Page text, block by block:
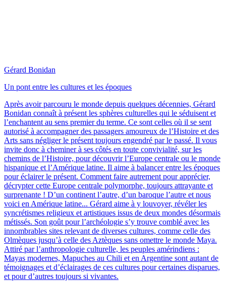
Gérard Bonidan
Un pont entre les cultures et les époques
Après avoir parcouru le monde depuis quelques décennies, Gérard
Bonidan connaît à présent les sphères culturelles qui le séduisent et
l’enchantent au sens premier du terme. Ce sont celles où il se sent
autorisé à accompagner des passagers amoureux de l’Histoire et des
Arts sans négliger le présent toujours engendré par le passé. Il vous
invite donc à cheminer à ses côtés en toute convivialité, sur les
chemins de l’Histoire, pour découvrir l’Europe centrale ou le monde
hispanique et l’Amérique latine. Il aime à balancer entre les époques
pour éclairer le présent. Comment faire autrement pour apprécier,
décrypter cette Europe centrale polymorphe, toujours attrayante et
surprenante ! D’un continent l’autre, d’un baroque l’autre et nous
voici en Amérique latine... Gérard aime à y louvoyer, révéler les
syncrétismes religieux et artistiques issus de deux mondes désormais
métissés. Son goût pour l’archéologie s’y trouve comblé avec les
innombrables sites relevant de diverses cultures, comme celle des
Olmèques jusqu’à celle des Aztèques sans omettre le monde Maya.
Attiré par l’anthropologie culturelle, les peuples amérindiens :
Mayas modernes, Mapuches au Chili et en Argentine sont autant de
témoignages et d’éclairages de ces cultures pour certaines disparues,
et pour d’autres toujours si vivantes.